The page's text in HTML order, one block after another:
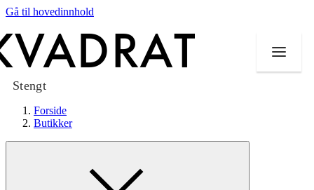
Gå til hovedinnhold
Stengt
Forside
Butikker